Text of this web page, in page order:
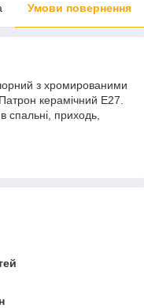
Умови повернення
з хромированими
керамічний E27.
спальні, приходь,